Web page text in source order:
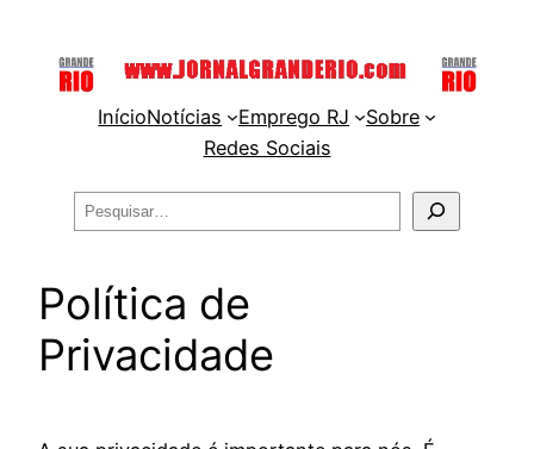
InícioNotícias Emprego RJ
Sobre
Redes Sociais
Pesquisar
Política de
Privacidade